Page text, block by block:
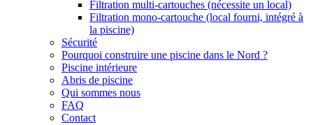
Filtration multi-cartouches (nécessite un local)
Filtration mono-cartouche (local fourni, intégré à
la piscine)
Sécurité
Pourquoi construire une piscine dans le Nord ?
Piscine intérieure
Abris de piscine
Qui sommes nous
FAQ
Contact